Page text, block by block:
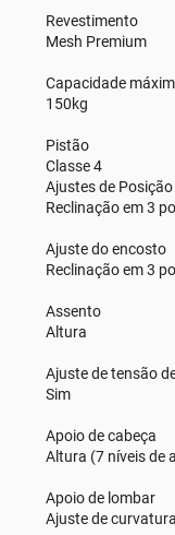
Revestimento
Mesh Premium
Capacidade
150kg
Pistão
Classe 4
Ajustes de Posição
Reclinação em 3
Ajuste do encosto
Reclinação em 3
Assento
Altura
Ajuste de tensão
Sim
Apoio de cabeça
Altura (7 níveis de
Apoio de lombar
Ajuste de